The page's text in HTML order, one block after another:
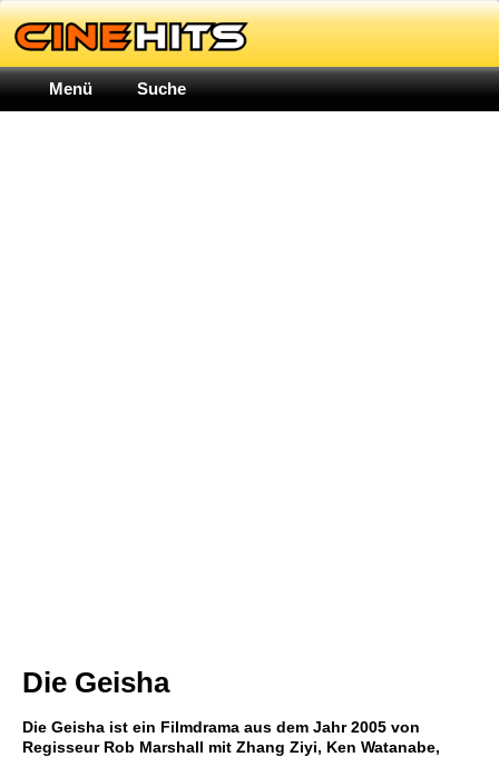
Menü Suche
Die Geisha
Die Geisha ist ein Filmdrama aus dem Jahr 2005 von
Regisseur Rob Marshall mit Zhang Ziyi, Ken Watanabe,